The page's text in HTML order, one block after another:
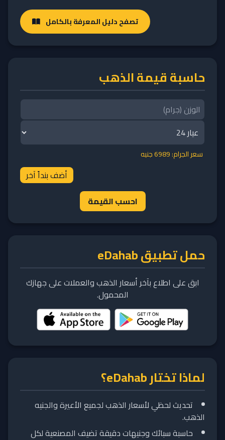
تصفح دليل المعرفة بالكامل
حاسبة قيمة الذهب
سعر الجرام:6989جنيه
أضف بنداً آخر
احسب القيمة
حمل تطبيق eDahab
ابق على اطلاع بآخر أسعار الذهب والعملات على جهازك
المحمول.
لماذا تختار eDahab؟
تحديث لحظي لأسعار الذهب لجميع الأعيرة والجنيه
الذهب.
حاسبة سبائك وجنيهات دقيقة تضيف المصنعية لكل